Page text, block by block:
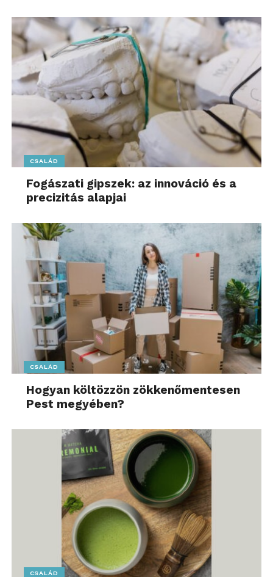
CSALÁD
Fogászati gipszek: az innováció és a
precizitás alapjai
CSALÁD
Hogyan költözzön zökkenőmentesen
Pest megyében?
CSALÁD